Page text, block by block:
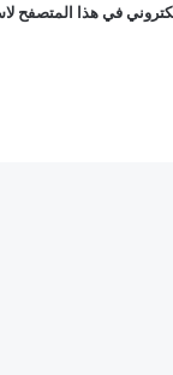
في هذا المتصفح